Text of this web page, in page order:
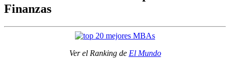
Finanzas
Ver el Ranking de El Mundo